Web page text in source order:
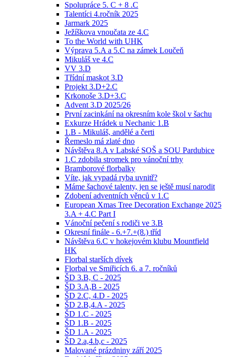
Spolupráce 5. C + 8 .C
Talentíci 4.ročník 2025
Jarmark 2025
Ježíškova vnoučata ze 4.C
To the World with UHK
Výprava 5.A a 5.C na zámek Loučeň
Mikuláš ve 4.C
VV 3.D
Třídní maskot 3.D
Projekt 3.D+2.C
Krkonoše 3.D+3.C
Advent 3.D 2025/26
První zacinkání na okresním kole škol v šachu
Exkurze Hrádek u Nechanic 1.B
1.B - Mikuláš, andělé a čerti
Řemeslo má zlaté dno
Návštěva 8.A v Labské SOŠ a SOU Pardubice
1.C zdobila stromek pro vánoční trhy
Bramborové florbalky
Víte, jak vypadá ryba uvnitř?
Máme šachové talenty, jen se ještě musí narodit
Zdobení adventních věnců v 1.C
European Xmas Tree Decoration Exchange 2025
3.A + 4.C Part I
Vánoční pečení s rodiči ve 3.B
Okresní finále - 6.+7.+(8.) tříd
Návštěva 6.C v hokejovém klubu Mountfield
HK
Florbal starších dívek
Florbal ve Smiřicích 6. a 7. ročníků
ŠD 3.B, C - 2025
ŠD 3.A,B - 2025
ŠD 2.C, 4.D - 2025
ŠD 2.B,4.A - 2025
ŠD 1.C - 2025
ŠD 1.B - 2025
ŠD 1.A - 2025
ŠD 2.a,4.b,c - 2025
Malované prázdniny září 2025